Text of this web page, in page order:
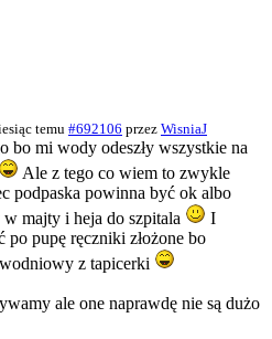
temu#692106 przez WisniaJ
bo mi wody odeszły wszystkie na
Ale z tego co wiem to zwykle
podpaska powinna być ok albo
majty i heja do szpitala
I
po pupę ręczniki złożone bo
z tapicerki
ale one naprawdę nie są dużo